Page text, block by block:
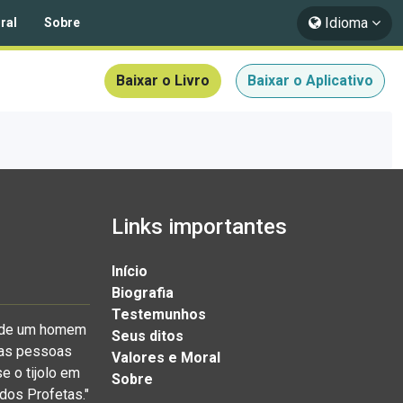
Sobre Idioma
Baixar o Livro Baixar o Aplicativo
um homem
pessoas
o tijolo em
Profetas."
Links importantes
Início
Biografia
Testemunhos
Seus ditos
Valores e Moral
Sobre